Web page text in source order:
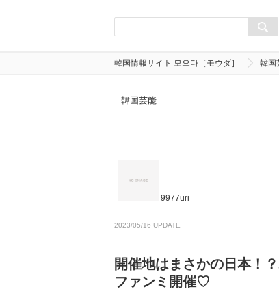
韓国情報サイト 모으다［モウダ］ 韓国
韓国芸能
9977uri
2023/05/16 UPDATE
開催地はまさかの日本！
ファンミ開催♡